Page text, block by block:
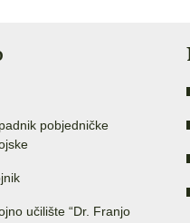
pobjedničke
učilište “Dr. Franjo